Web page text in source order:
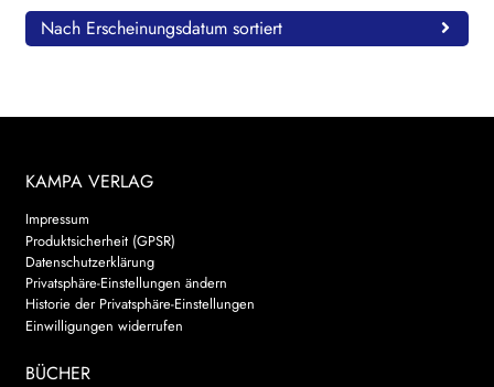
Nach Erscheinungsdatum sortiert
KAMPA VERLAG
Impressum
Produktsicherheit (GPSR)
Datenschutzerklärung
Privatsphäre-Einstellungen ändern
Historie der Privatsphäre-Einstellungen
Einwilligungen widerrufen
BÜCHER